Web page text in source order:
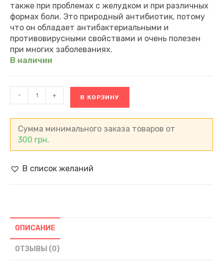
также при проблемах с желудком и при различных
формах боли. Это природный антибиотик, потому
что он обладает антибактериальными и
противовирусными свойствами и очень полезен
при многих заболеваниях.
В наличии
Хрен
Madero
Chrzan
(165
- + В КОРЗИНУ
Сумма минимального заказа товаров от
300 грн.
В список желаний
ОПИСАНИЕ
ОТЗЫВЫ (0)